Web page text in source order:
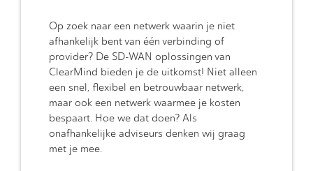
Op zoek naar een netwerk waarin je niet
afhankelijk bent van één verbinding of
provider? De SD-WAN oplossingen van
ClearMind bieden je de uitkomst! Niet alleen
een snel, flexibel en betrouwbaar netwerk,
maar ook een netwerk waarmee je kosten
bespaart. Hoe we dat doen? Als
onafhankelijke adviseurs denken wij graag
met je mee.